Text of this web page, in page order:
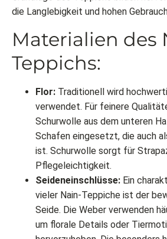
die Langlebigkeit und hohen
Materialien des
Teppichs:
Flor: Traditionell wird
verwendet. Für feinere
Schurwolle aus dem unteren
Schafen eingesetzt, die auch
ist. Schurwolle sorgt für
Pflegeleichtigkeit.
Seideneinschlüsse: Ein
vieler Nain-Teppiche ist der
Seide. Die Weber verwenden
um florale Details oder